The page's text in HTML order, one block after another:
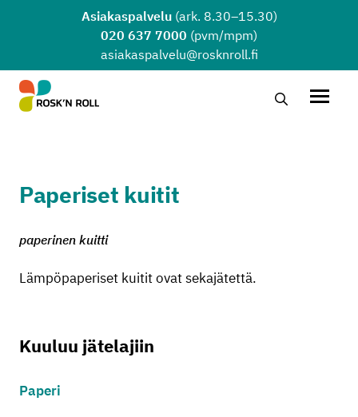
Siirry sisältöönAsiakaspalvelu(ark. 8.30–15.30)
020 637 7000 (pvm/mpm)
asiakaspalvelu@rosknroll.fi
Hae…Avaa
Paperiset kuitit
paperinen kuitti
Lämpöpaperiset kuitit ovat sekajätettä.
Kuuluu jätelajiin
Paperi